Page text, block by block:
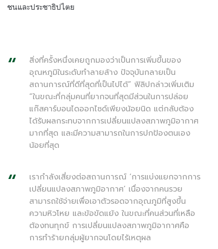
ชนและประชาธิปไตย
สิ่งที่ครั้งหนึ่งเคยถูกมองว่าเป็นการเพิ่มขึ้นของ
อุณหภูมิในระดับทำลายล้าง ปัจจุบันกลายเป็น
สถานการณ์ที่ดีที่สุดที่เป็นไปได้” ฟิลิปกล่าวเพิ่มเติม
“ในขณะที่กลุ่มคนที่ยากจนที่สุดมีส่วนในการปล่อย
แก๊สคาร์บอนไดออกไซด์เพียงน้อยนิด แต่กลับต้อง
ได้รับผลกระทบจากการเปลี่ยนแปลงสภาพภูมิอากาศ
มากที่สุด และมีความสามารถในการปกป้องตนเอง
น้อยที่สุด
เรากำลังเสี่ยงต่อสถานการณ์ ‘การแบ่งแยกจากการ
เปลี่ยนแปลงสภาพภูมิอากาศ’ เนื่องจากคนรวย
สามารถใช้จ่ายเพื่อเอาตัวรอดจากอุณภูมิที่สูงขึ้น
ความหิวโหย และข้อขัดแย้ง ในขณะที่คนส่วนที่เหลือ
ต้องทนทุกข์ การเปลี่ยนแปลงสภาพภูมิอากาศคือ
การทำร้ายกลุ่มผู้ยากจนโดยไร้เหตุผล